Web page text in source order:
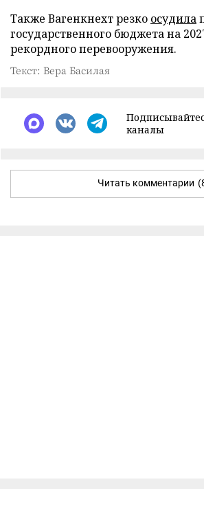
Также Вагенкнехт резко осудила
государственного бюджета на
рекордного перевооружения.
Текст: Вера Басилая
каналы
Читать комментарии